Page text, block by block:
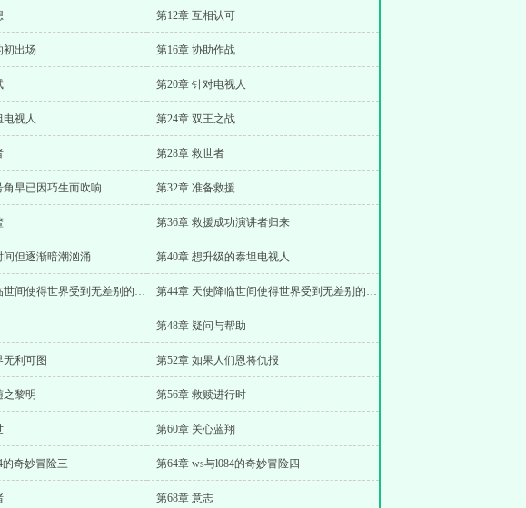
第12章 互相认可
初出场 第16章 协助作战
第20章 针对电视人
电视人 第24章 双王之战
第28章 救世者
角早已因巧生而吹响 第32章 准备救援
第36章 救援成功演讲者归来
间但逐渐暗潮汹涌 第40章 想升级的泰坦电视人
第43章 天使降临世间使得世界受到无差别的净化上 第44章 天使降临世间使得世界受到无差别的净化中
第48章 疑问与帮助
无利可图 第52章 如果人们恩将仇报
之黎明 第56章 救赎进行时
第60章 关心蓝翔
的奇妙冒险三 第64章 ws与l084的奇妙冒险四
第68章 意志